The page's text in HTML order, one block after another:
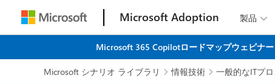
Microsoft Adoption 製品 
Microsoft 365 Copilotロードマップウェビナ
Microsoft シナリオ ライブラリ  情報技術  一般的なITプ